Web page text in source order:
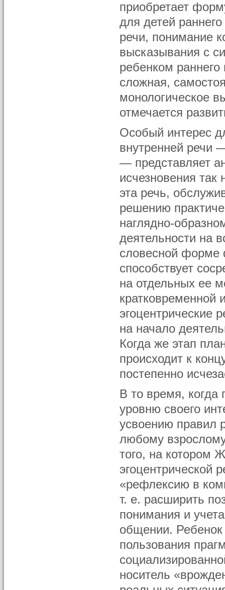
приобретает
для детей
речи, понимание
высказывания с
ребенком раннего
сложная,
монологическое
отмечается
Особый интерес
внутренней речи
— представляет
исчезновения так
эта речь,
решению
наглядно-
деятельности на
словесной форме
способствует
на отдельных ее
кратковременной
эгоцентрические
на начало
Когда же этап
происходит к
постепенно
В то время, когда
уровню своего
усвоению правил
любому
того, на котором
эгоцентрической
«рефлексию в
т. е. расширить
понимания и
общении. Ребенок
пользования
носитель